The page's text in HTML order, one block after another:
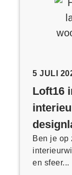
5 JULI
Loft16
Ben je op
en sfeer...